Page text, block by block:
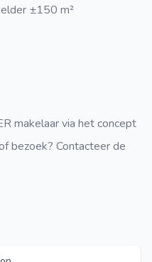
±150 m²
makelaar via het concept
bezoek? Contacteer de